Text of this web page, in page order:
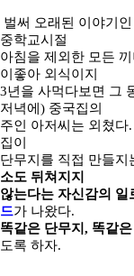
벌써 오래된 이야기
중학교시절
아침을 제외한 모든
이좋아 외식이지
3년을 사먹다보면 그
저녁에) 중국집의
주인 아저씨는 외쳤다.
집이
단무지를 직접 만들지
소도 뒤쳐지지
않는다는 자신감의 일
드가 나왔다.
똑같은 단무지, 똑같
도록 하자.